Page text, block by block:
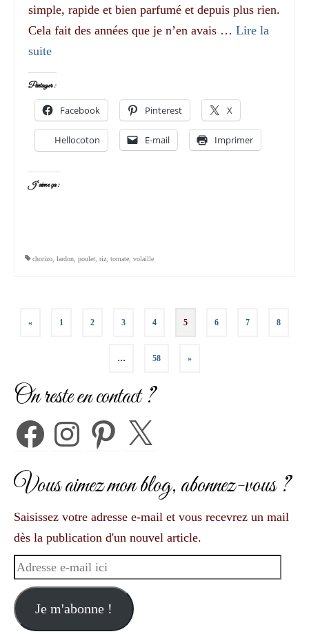
simple, rapide et bien parfumé et depuis plus rien.
Cela fait des années que je n’en avais … Lire la
suite­­
Partager :
Facebook Pinterest X
Hellocoton E-mail Imprimer
J’aime ça :
chorizo lardon poulet riz tomate volaille
Pagination
« 1 2 3 4 5 6 7 8
… 58 »
On reste en contact ?
FacebookInstagramPinterest X
Vous aimez mon blog, abonnez-vous ?
Saisissez votre adresse e-mail et vous recevrez un mail
dès la publication d'un nouvel article.
Adresse
mail
ici
Je m'abonne !